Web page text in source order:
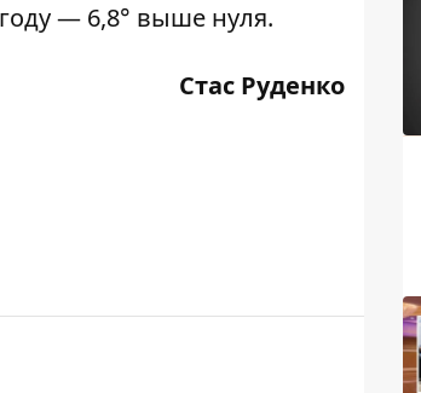
— 6,8° выше нуля.
Стас Руденко